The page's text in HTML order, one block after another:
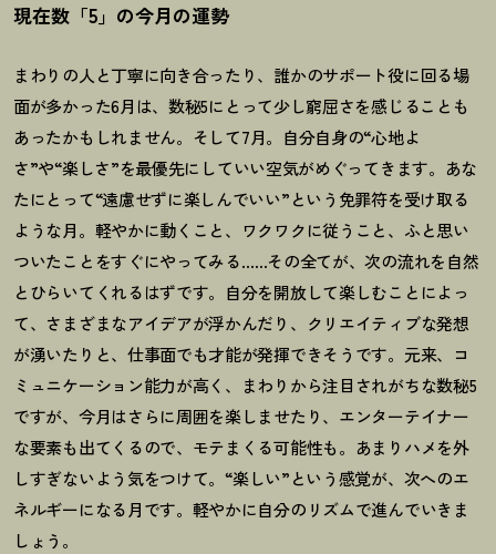
現在数「5」の今月の運勢
まわりの人と丁寧に向き合ったり、誰かのサポート役に回る場
面が多かった6月は、数秘5にとって少し窮屈さを感じることも
あったかもしれません。そして7月。自分自身の“心地よ
さ”や“楽しさ”を最優先にしていい空気がめぐってきます。あな
たにとって“遠慮せずに楽しんでいい”という免罪符を受け取る
ような月。軽やかに動くこと、ワクワクに従うこと、ふと思い
ついたことをすぐにやってみる……その全てが、次の流れを自然
とひらいてくれるはずです。自分を開放して楽しむことによっ
て、さまざまなアイデアが浮かんだり、クリエイティブな発想
が湧いたりと、仕事面でも才能が発揮できそうです。元来、コ
ミュニケーション能力が高く、まわりから注目されがちな数秘5
ですが、今月はさらに周囲を楽しませたり、エンターテイナー
な要素も出てくるので、モテまくる可能性も。あまりハメを外
しすぎないよう気をつけて。“楽しい”という感覚が、次へのエ
ネルギーになる月です。軽やかに自分のリズムで進んでいきま
しょう。